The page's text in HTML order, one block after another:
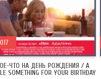
ЧТО НА ДЕНЬ РОЖДЕНИЯ / A
SOMETHING FOR YOUR BIRTHDAY